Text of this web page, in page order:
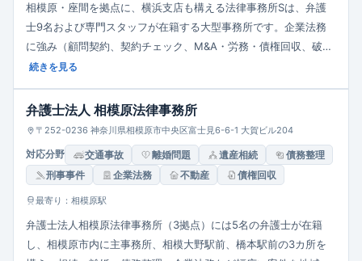
相模原・座間を拠点に、横浜支店も構える法律事務所Sは、弁護
士9名および専門スタッフが在籍する大型事務所です。企業法務
に強み（顧問契約、契約チェック、M&A・労務・債権回収、破産
再生支援など）を持ち、個人向けにも遺産相続、交通事故、離
やSDGs推進・“おもてなし”認証により、迅速・高度な専門性と温
かい対応を両立しています。
続きを見る
弁護士法人 相模原法律事務所
〒252-0236 神奈川県相模原市中央区富士見6-6-1 大賀ビル204
対応分野 交通事故 離婚問題 遺産相続
債務整理
刑事事件
企業法務 不動産 債権回収
最寄り：相模原駅
弁護士法人相模原法律事務所（3拠点）には5名の弁護士が在籍
し、相模原市内に主事務所、相模大野駅前、橋本駅前の3カ所を